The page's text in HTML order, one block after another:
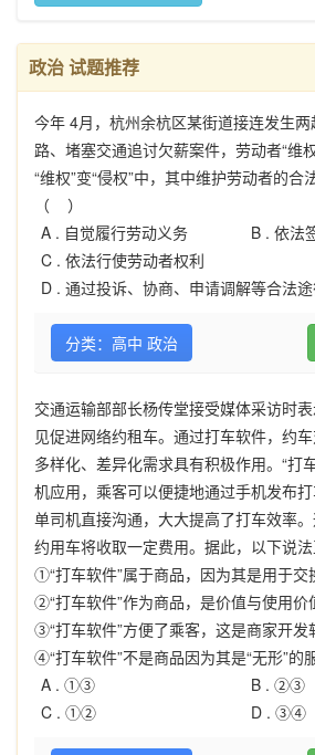
政治 试题推荐
今年 4月，杭州余杭区某街道接连发生
路、堵塞交通追讨欠薪案件，劳动者“维
“维权”变“侵权”中，其中维护劳动者的合
（ ）
A . 自觉履行劳动义务 B . 依法
C . 依法行使劳动者权利
D . 通过投诉、协商、申请调解等合法
分类：高中 政治
交通运输部部长杨传堂接受媒体采访时
见促进网络约租车。通过打车软件，约
多样化、差异化需求具有积极作用。“打
机应用，乘客可以便捷地通过手机发布
单司机直接沟通，大大提高了打车效率
约用车将收取一定费用。据此，以下说
①“打车软件”属于商品，因为其是用于交
②“打车软件”作为商品，是价值与使用价
③“打车软件”方便了乘客，这是商家开发
④“打车软件”不是商品因为其是“无形”的
A . ①③ B . ②③
C . ①② D . ③④